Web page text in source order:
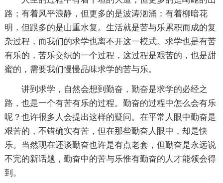
路；有着风平浪静，但更多的是波涛汹涌；有着柳暗花
明，但跟多的是山重水复。生活就是苦与乐累积而成的复
杂过程，而我们的求学也离不开这一模式。求学也是有苦
有乐的，苦乐交织的一个过程，这过程是艰苦的，也是甜
蜜的，需要我们慢慢品味求学的苦与乐。
讲到求学，自然会想到勤奋，勤奋是求学的必经之
路，也是一个有苦有乐的过程。勤奋的过程中怎么会有乐
呢？也许很多人会提出这样的疑问。在平常人眼中勤奋是
艰苦的，不错确实有苦，但在那些勤奋人眼中，却是快
乐。当然现在还谈勤奋也许是有点老套，但勤奋是永远说
不完的新话题，勤奋中的苦与乐惟有勤奋的人才能领会得
到。